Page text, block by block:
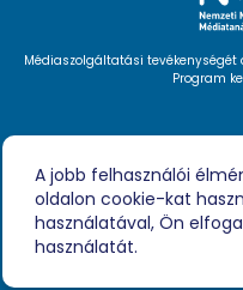
Médiaszolgáltatási
Program
A jobb felhasználói
oldalon cookie-kat
használatával, Ön
használatát.